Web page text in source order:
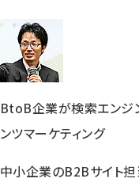
BtoB企業が検索エンジ
ンツマーケティング
中小企業のB2Bサイト